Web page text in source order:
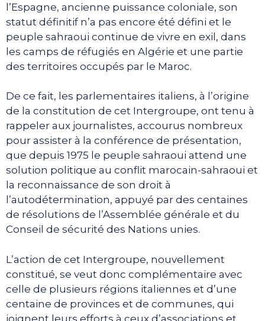
l’Espagne, ancienne puissance coloniale, son
statut définitif n’a pas encore été défini et le
peuple sahraoui continue de vivre en exil, dans
les camps de réfugiés en Algérie et une partie
des territoires occupés par le Maroc.
De ce fait, les parlementaires italiens, à l’origine
de la constitution de cet Intergroupe, ont tenu à
rappeler aux journalistes, accourus nombreux
pour assister à la conférence de présentation,
que depuis 1975 le peuple sahraoui attend une
solution politique au conflit marocain-sahraoui et
la reconnaissance de son droit à
l’autodétermination, appuyé par des centaines
de résolutions de l’Assemblée générale et du
Conseil de sécurité des Nations unies.
L’action de cet Intergroupe, nouvellement
constitué, se veut donc complémentaire avec
celle de plusieurs régions italiennes et d’une
centaine de provinces et de communes, qui
joignent leurs efforts à ceux d’associations et